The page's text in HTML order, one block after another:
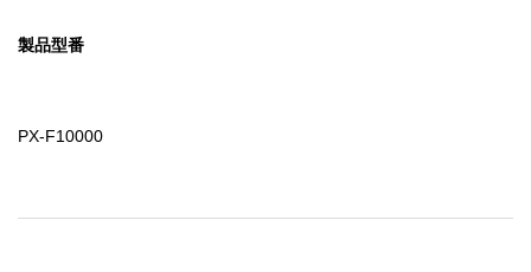
製品型番
PX-F10000